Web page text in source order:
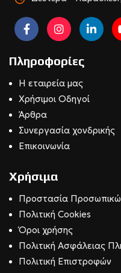
Πληροφορίες
Η εταιρεία μας
Χρήσιμοι Οδηγοί
Άρθρα
Συνεργασία χονδρικής
Επικοινωνία
Χρήσιμα
Προστασία
Πολιτική Cookies
Όροι χρήσης
Πολιτική Ασφάλειας
Πολιτική Επιστροφών